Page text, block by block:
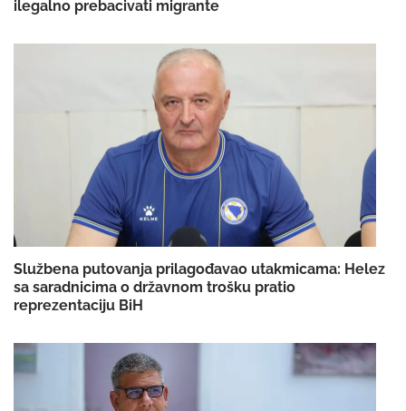
ilegalno prebacivati migrante
Službena putovanja prilagođavao utakmicama: Helez
sa saradnicima o državnom trošku pratio
reprezentaciju BiH